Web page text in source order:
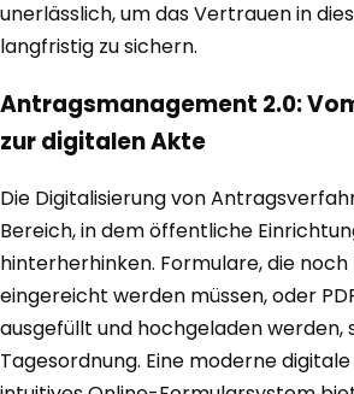
unerlässlich, um das Vertrauen in
langfristig zu sichern.
Antragsmanagement 2.0:
zur digitalen Akte
Die Digitalisierung von
Bereich, in dem öffentliche
hinterherhinken. Formulare, die noch
eingereicht werden müssen, oder
ausgefüllt und hochgeladen werden,
Tagesordnung. Eine moderne